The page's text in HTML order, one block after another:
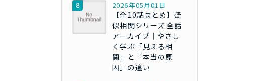
2026年05月01日
【全10話まとめ】疑
似相関シリーズ 全話
アーカイブ｜やさし
く学ぶ「見える相
関」と「本当の原
因」の違い